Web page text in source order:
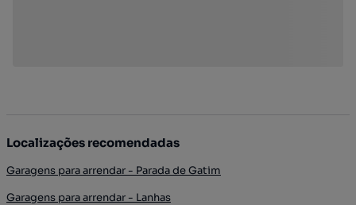
Localizações recomendadas
Garagens para arrendar - Parada de Gatim
Garagens para arrendar - Lanhas